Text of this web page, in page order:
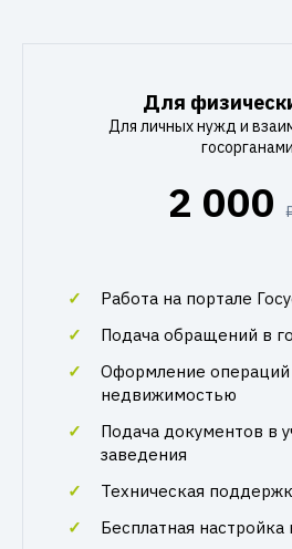
Для
Для личных нужд и
госорганами
2 000
Работа на портале
Подача обращений в
Оформление операций
недвижимостью
Подача документов в
заведения
Техническая
Бесплатная